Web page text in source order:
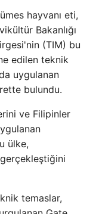
hayvanı eti,
Bakanlığı
(TIM) bu
edilen teknik
uygulanan
bulundu.
ve Filipinler
ülke,
temaslar,